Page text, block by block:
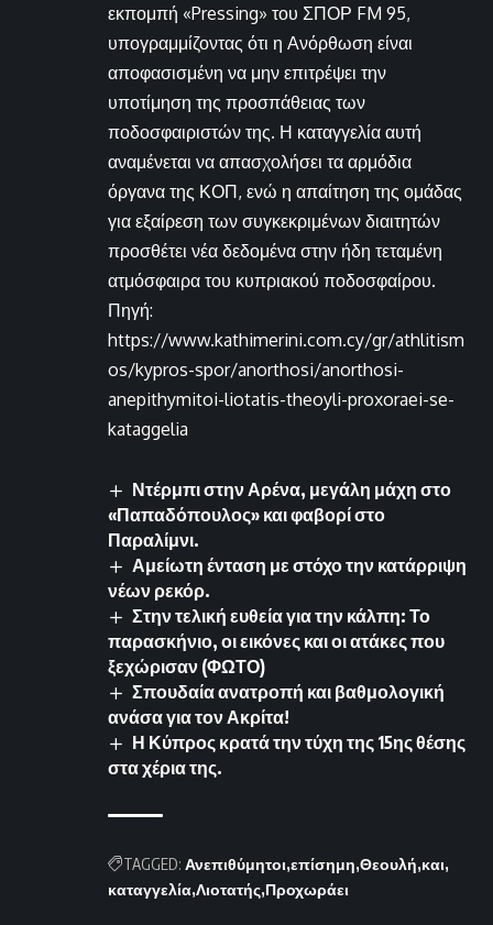
εκπομπή «Pressing» του ΣΠΟΡ FM 95,
υπογραμμίζοντας ότι η Ανόρθωση είναι
αποφασισμένη να μην επιτρέψει την
υποτίμηση της προσπάθειας των
ποδοσφαιριστών της. Η καταγγελία αυτή
αναμένεται να απασχολήσει τα αρμόδια
όργανα της ΚΟΠ, ενώ η απαίτηση της ομάδας
για εξαίρεση των συγκεκριμένων διαιτητών
προσθέτει νέα δεδομένα στην ήδη τεταμένη
ατμόσφαιρα του κυπριακού ποδοσφαίρου.
Πηγή:
https://www.kathimerini.com.cy/gr/athlitism
os/kypros-spor/anorthosi/anorthosi-
anepithymitoi-liotatis-theoyli-proxoraei-se-
kataggelia
Ντέρμπι στην Αρένα, μεγάλη μάχη στο
«Παπαδόπουλος» και φαβορί στο
Παραλίμνι.
Αμείωτη ένταση με στόχο την κατάρριψη
νέων ρεκόρ.
Στην τελική ευθεία για την κάλπη: Το
παρασκήνιο, οι εικόνες και οι ατάκες που
ξεχώρισαν (ΦΩΤΟ)
Σπουδαία ανατροπή και βαθμολογική
ανάσα για τον Ακρίτα!
Η Κύπρος κρατά την τύχη της 15ης θέσης
στα χέρια της.
TAGGED: Ανεπιθύμητοι επίσημη Θεουλή και
καταγγελία Λιοτατής Προχωράει